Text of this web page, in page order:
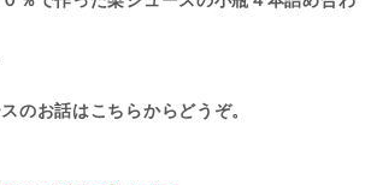
のお話はこちらからどうぞ。